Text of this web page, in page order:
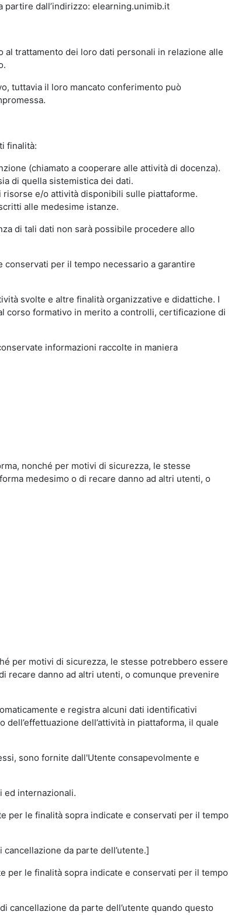
dall’indirizzo: elearning.unimib.it
trattamento dei loro dati personali in relazione alle
tuttavia il loro mancato conferimento può
finalità:
(chiamato a cooperare alle attività di docenza).
di quella sistemistica dei dati.
e/o attività disponibili sulle piattaforme.
alle medesime istanze.
di tali dati non sarà possibile procedere allo
per il tempo necessario a garantire
svolte e altre finalità organizzative e didattiche. I
corso formativo in merito a controlli, certificazione di
informazioni raccolte in maniera
nonché per motivi di sicurezza, le stesse
medesimo o di recare danno ad altri utenti, o
per motivi di sicurezza, le stesse potrebbero essere
recare danno ad altri utenti, o comunque prevenire
e registra alcuni dati identificativi
dell’attività in piattaforma, il quale
sono fornite dall'Utente consapevolmente e
ed internazionali.
per le finalità sopra indicate e conservati per il tempo
da parte dell’utente.]
per le finalità sopra indicate e conservati per il tempo
da parte dell’utente quando questo